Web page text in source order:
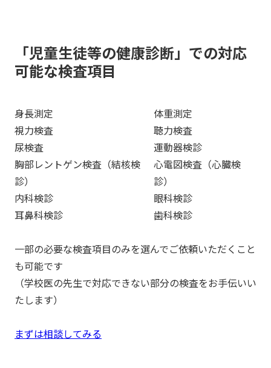
「児童生徒等の健康診断」での対応
可能な検査項目
身長測定
体重測定
視力検査
聴力検査
尿検査
運動器検診
胸部レントゲン検査（結核検
診）
心電図検査（心臓検
診）
内科検診
眼科検診
耳鼻科検診
歯科検診
一部の必要な検査項目のみを選んでご依頼いただくこと
も可能です
（学校医の先生で対応できない部分の検査をお手伝いい
たします）
まずは相談してみる